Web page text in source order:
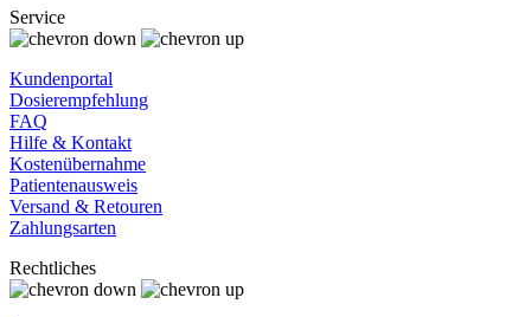
Service
Kundenportal
Dosierempfehlung
FAQ
Hilfe & Kontakt
Kostenübernahme
Patientenausweis
Versand & Retouren
Zahlungsarten
Rechtliches